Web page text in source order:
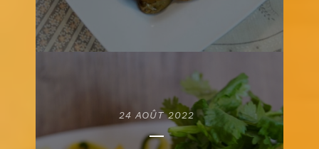
24 AOÛT 2022